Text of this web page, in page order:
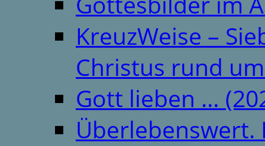
KreuzWeise –
Christus rund
Gott lieben …
Überlebenswert.